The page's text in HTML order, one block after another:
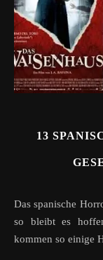
13
Das spanische Horrorkino ist seit Jahrzehnten quicklebendig und
so bleibt es
kommen so einige